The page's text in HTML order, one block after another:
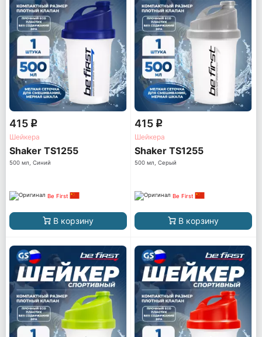
415 q
Шейкера
Shaker TS1255
500 мл, Синий
Be First
В корзину
415 q
Шейкера
Shaker TS1255
500 мл, Серый
Be First
В корзину